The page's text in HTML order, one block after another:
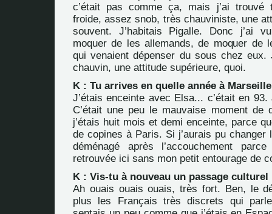
c’était pas comme ça, mais j’ai trouvé
froide, assez snob, très chauviniste, une
souvent. J’habitais Pigalle. Donc j’ai
moquer de les allemands, de moquer de
qui venaient dépenser du sous chez eux.
chauvin, une attitude supérieure, quoi.
K : Tu arrives en quelle année à
J’étais enceinte avec Elsa... c’était en 93.
C’était une peu le mauvaise moment de
j’étais huit mois et demi enceinte, parce
de copines à Paris. Si j’aurais pu changer
déménagé après l’accouchement
retrouvée ici sans mon petit entourage de
K : Vis-tu à nouveau un passage
Ah ouais ouais ouais, très fort. Ben, le
plus les Français très discrets qui